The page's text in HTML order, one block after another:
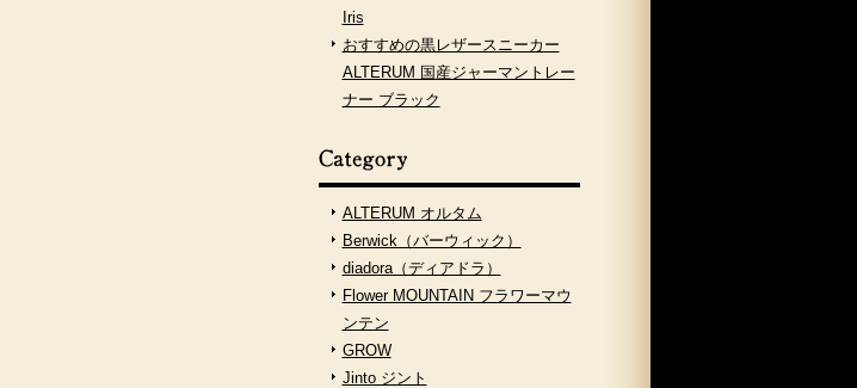
Iris
おすすめの黒レザースニーカー
ALTERUM 国産ジャーマントレー
ナー ブラック
ALTERUM オルタム
Berwick（バーウィック）
diadora（ディアドラ）
Flower MOUNTAIN フラワーマウ
ンテン
GROW
Jinto ジント